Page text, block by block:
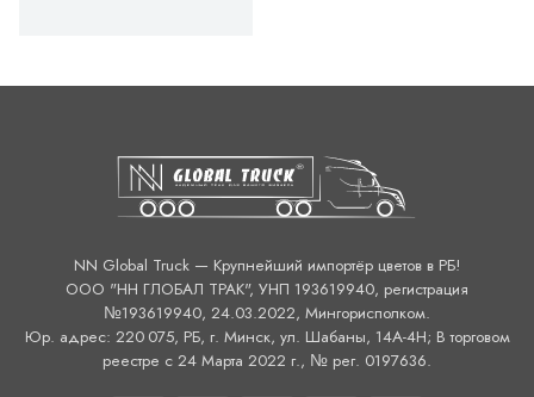
NN Global Truck — Крупнейший импортёр цветов в РБ!
ООО "НН ГЛОБАЛ ТРАК", УНП 193619940, регистрация
№193619940, 24.03.2022, Мингорисполком.
Юр. адрес: 220 075, РБ, г. Минск, ул. Шабаны, 14А-4H; В торговом
реестре с 24 Марта 2022 г., № рег. 0197636.